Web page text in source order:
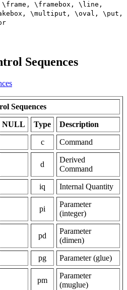
\framebox, \line,
\multiput, \oval, \put,
Sequences
Sequences
NULL Type Description
c Command
d
Derived
Command
iq Internal Quantity
pi
Parameter
(integer)
pd
Parameter
(dimen)
pg Parameter (glue)
pm
Parameter
(muglue)